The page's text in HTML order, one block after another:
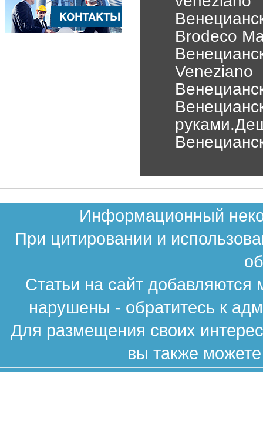
Brodeco
Veneziano
Информационный
При цитировании и
Статьи на сайт
нарушены - обратитесь к
Для размещения своих
вы также